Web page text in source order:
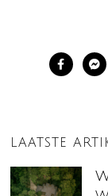
LAATSTE